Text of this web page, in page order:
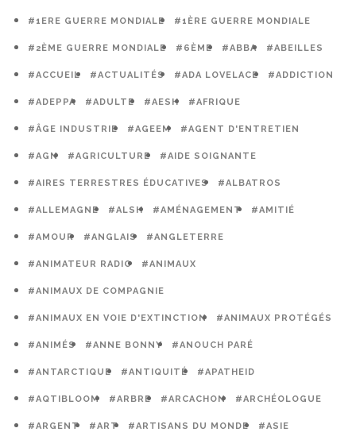
#1ERE GUERRE MONDIALE #1ÈRE GUERRE MONDIALE
#2ÈME GUERRE MONDIALE #6ÈME #ABBA #ABEILLES
#ACCUEIL #ACTUALITÉS #ADA LOVELACE #ADDICTION
#ADEPPA #ADULTE #AESH #AFRIQUE
#ÂGE INDUSTRIE #AGEEM #AGENT D'ENTRETIEN
#AGN #AGRICULTURE #AIDE SOIGNANTE
#AIRES TERRESTRES ÉDUCATIVES #ALBATROS
#ALLEMAGNE #ALSH #AMÉNAGEMENT #AMITIÉ
#AMOUR #ANGLAIS #ANGLETERRE
#ANIMATEUR RADIO #ANIMAUX
#ANIMAUX DE COMPAGNIE
#ANIMAUX EN VOIE D'EXTINCTION #ANIMAUX PROTÉGÉS
#ANIMÉS #ANNE BONNY #ANOUCH PARÉ
#ANTARCTIQUE #ANTIQUITÉ #APATHEID
#AQTIBLOOM #ARBRE #ARCACHON #ARCHÉOLOGUE
#ARGENT #ART #ARTISANS DU MONDE #ASIE